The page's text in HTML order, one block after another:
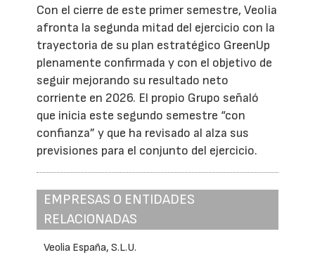
Con el cierre de este primer semestre, Veolia
afronta la segunda mitad del ejercicio con la
trayectoria de su plan estratégico GreenUp
plenamente confirmada y con el objetivo de
seguir mejorando su resultado neto
corriente en 2026. El propio Grupo señaló
que inicia este segundo semestre “con
confianza” y que ha revisado al alza sus
previsiones para el conjunto del ejercicio.
EMPRESAS O ENTIDADES
RELACIONADAS
Veolia España, S.L.U.